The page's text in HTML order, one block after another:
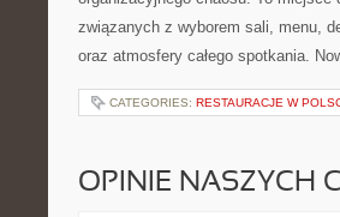
związanych z wyborem sali, menu,
oraz atmosfery całego spotkania.
CATEGORIES: RESTAURACJE W
OPINIE NASZYCH